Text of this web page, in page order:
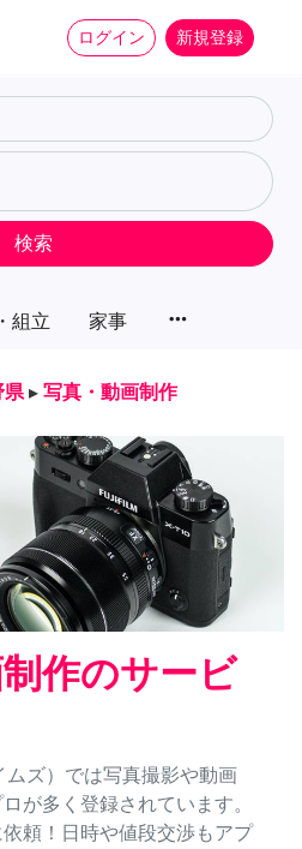
ログイン 新規登録
組立 家事 more_horiz
検索
県 ▸ 写真・動画制作
作のサービ
ズ）では写真撮影や動画
が多く登録されています。
頼！日時や値段交渉もアプ